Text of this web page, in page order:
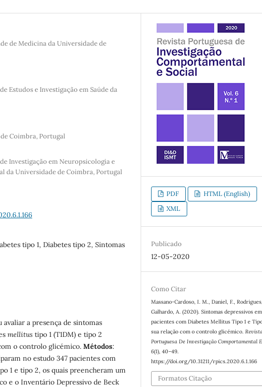
de Medicina da Universidade de
Estudos e Investigação em Saúde da
Coimbra, Portugal
Investigação em Neuropsicologia e
da Universidade de Coimbra, Portugal
tipo 1, Diabetes tipo 2, Sintomas
a presença de sintomas
mellitus tipo 1 (T1DM) e tipo 2
o controlo glicémico. Métodos:
no estudo 347 pacientes com
1 e tipo 2, os quais preencheram um
e o Inventário Depressivo de Beck
PDF
HTML (English)
XML
Publicado
12-05-2020
Como Citar
Massano-Cardoso, I. M., Daniel, F.,
Galhardo, A. (2020). Sintomas depressivos em
pacientes com Diabetes Mellitus Tipo 1 e
sua relação com o controlo glicémico.
Portuguesa De Investigação Comportamental
6(1), 40–49.
https://doi.org/10.31211/rpics.2020.6.1.166
Formatos Citação